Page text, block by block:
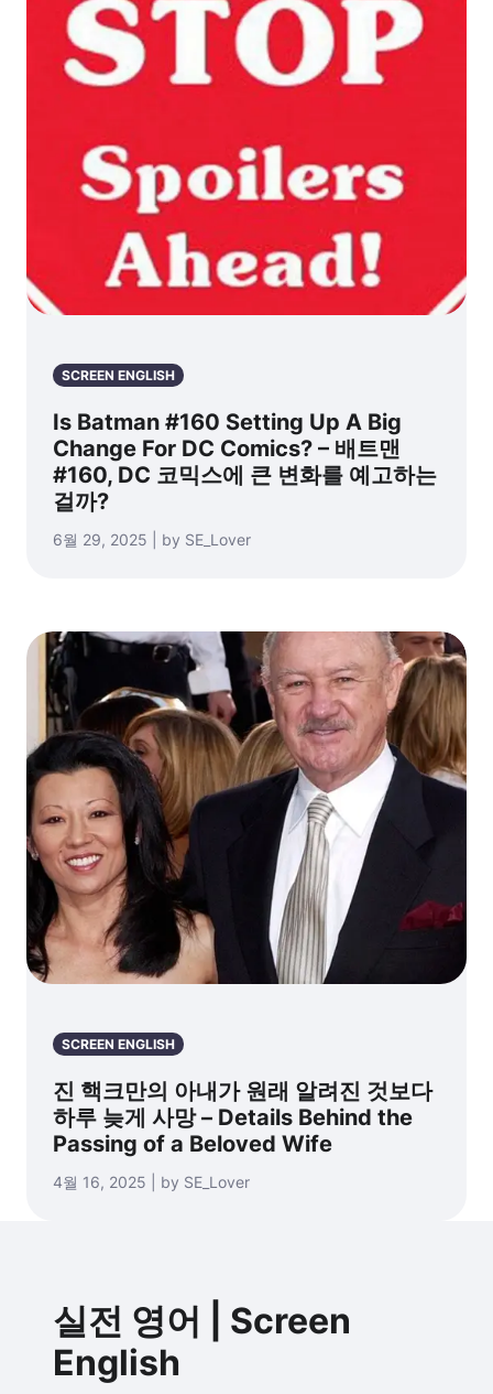
SCREEN ENGLISH
Is Batman #160 Setting Up A Big
Change For DC Comics? – 배트맨
#160, DC 코믹스에 큰 변화를 예고하는
걸까?
6월 29, 2025 | by SE_Lover
SCREEN ENGLISH
진 핵크만의 아내가 원래 알려진 것보다
하루 늦게 사망 – Details Behind the
Passing of a Beloved Wife
4월 16, 2025 | by SE_Lover
실전 영어 | Screen
English